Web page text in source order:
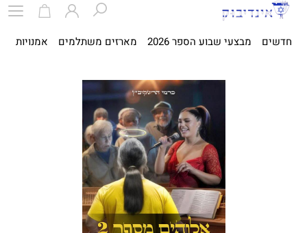
חדשים מבצעי שבוע הספר 2026 מארזים משתלמים אמנויות